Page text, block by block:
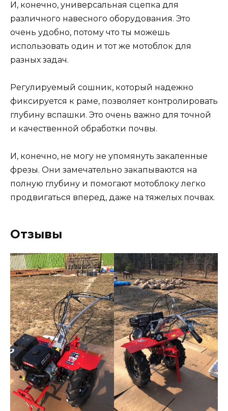
И, конечно, универсальная сцепка для
различного навесного оборудования. Это
очень удобно, потому что ты можешь
использовать один и тот же мотоблок для
разных задач.
Регулируемый сошник, который надежно
фиксируется к раме, позволяет контролировать
глубину вспашки. Это очень важно для точной
и качественной обработки почвы.
И, конечно, не могу не упомянуть закаленные
фрезы. Они замечательно закапываются на
полную глубину и помогают мотоблоку легко
продвигаться вперед, даже на тяжелых почвах.
Отзывы